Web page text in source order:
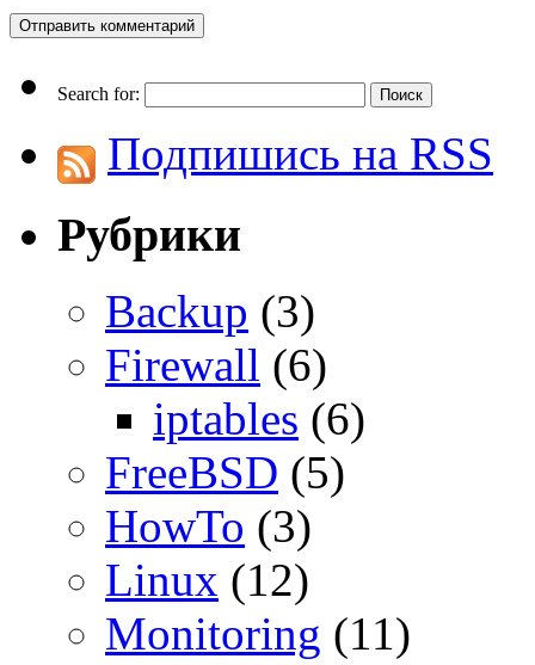
Search for:
Подпишись на RSS
Рубрики
Backup (3)
Firewall (6)
iptables (6)
FreeBSD (5)
HowTo (3)
Linux (12)
Monitoring (11)